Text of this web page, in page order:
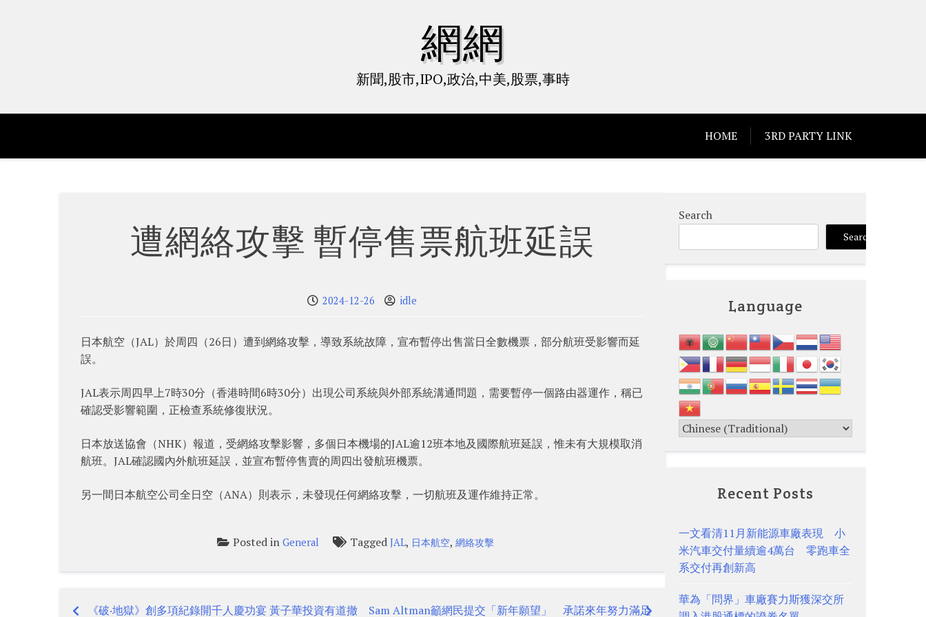
網網
新聞,股市,IPO,政治,中美,股票,事時
HOME 3RD PARTY LINK
遭網絡攻擊 暫停售票航班延誤
2024-12-26 idle
日本航空（JAL）於周四（26日）遭到網絡攻擊，導致系統故障，宣布暫停出售當日全數機票，部分航班受影響而延
誤。
JAL表示周四早上7時30分（香港時間6時30分）出現公司系統與外部系統溝通問題，需要暫停一個路由器運作，稱已
確認受影響範圍，正檢查系統修復狀況。
日本放送協會（NHK）報道，受網絡攻擊影響，多個日本機場的JAL逾12班本地及國際航班延誤，惟未有大規模取消
航班。JAL確認國內外航班延誤，並宣布暫停售賣的周四出發航班機票。
另一間日本航空公司全日空（ANA）則表示，未發現任何網絡攻擊，一切航班及運作維持正常。
Posted in General Tagged JAL, 日本航空, 網絡攻擊
《破‧地獄》創多項紀錄開千人慶功宴 黃子華投資有道撤 Sam Altman籲網民提交「新年願望」 承諾來年努力滿足
Search
Search
Language
Recent Posts
一文看清11月新能源車廠表現 小
米汽車交付量續逾4萬台 零跑車全
系交付再創新高
華為「問界」車廠賽力斯獲深交所